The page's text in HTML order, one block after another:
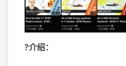
?介绍：